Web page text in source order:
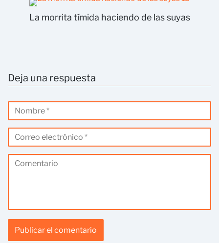
La morrita tímida haciendo de las suyas
Deja una respuesta